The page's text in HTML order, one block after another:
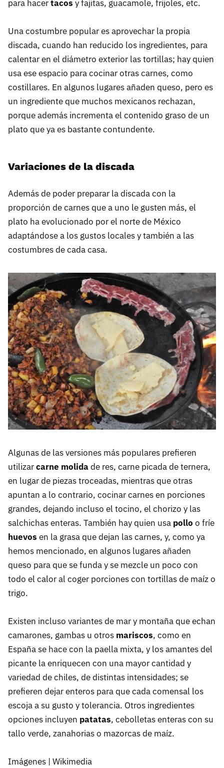
para hacertacos y fajitas, guacamole, frijoles, etc.
Una costumbre popular es aprovechar la propia
discada, cuando han reducido los ingredientes, para
calentar en el diámetro exterior las tortillas; hay quien
usa ese espacio para cocinar otras carnes, como
costillares. En algunos lugares añaden queso, pero es
un ingrediente que muchos mexicanos rechazan,
porque además incrementa el contenido graso de un
plato que ya es bastante contundente.
Variaciones de la discada
Además de poder preparar la discada con la
proporción de carnes que a uno le gusten más, el
plato ha evolucionado por el norte de México
adaptándose a los gustos locales y también a las
costumbres de cada casa.
Algunas de las versiones más populares prefieren
utilizarcarne molidade res, carne picada de ternera,
en lugar de piezas troceadas, mientras que otras
apuntan a lo contrario, cocinar carnes en porciones
grandes, dejando incluso el tocino, el chorizo y las
salchichas enteras. También hay quien usa pollo o fríe
huevos en la grasa que dejan las carnes, y, como ya
hemos mencionado, en algunos lugares añaden
queso para que se funda y se mezcle un poco con
todo el calor al coger porciones con tortillas de maíz o
trigo.
Existen incluso variantes de mar y montaña que echan
camarones, gambas u otros mariscos, como en
España se hace con la paella mixta, y los amantes del
picante la enriquecen con una mayor cantidad y
variedad de chiles, de distintas intensidades; se
prefieren dejar enteros para que cada comensal los
escoja a su gusto y tolerancia. Otros ingredientes
opciones incluyen patatas, cebolletas enteras con su
tallo verde, zanahorias o mazorcas de maíz.
Imágenes | Wikimedia